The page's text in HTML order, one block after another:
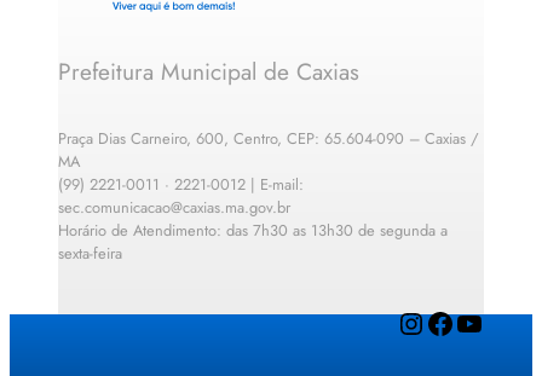
Prefeitura Municipal de Caxias
Praça Dias Carneiro, 600, Centro, CEP: 65.604-090 – Caxias /
MA
(99) 2221-0011 · 2221-0012 | E-mail:
sec.comunicacao@caxias.ma.gov.br
Horário de Atendimento: das 7h30 as 13h30 de segunda a
sexta-feira
InstagramFacebook YouTube